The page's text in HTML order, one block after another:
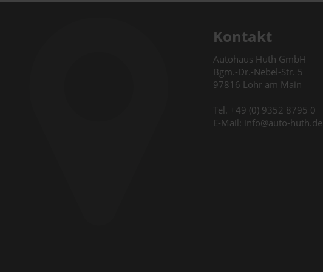
Kontakt
Autohaus Huth GmbH
Bgm.-Dr.-Nebel-Str. 5
97816 Lohr am Main
Tel. +49 (0) 9352 8795 0
E-Mail: info@auto-huth.de